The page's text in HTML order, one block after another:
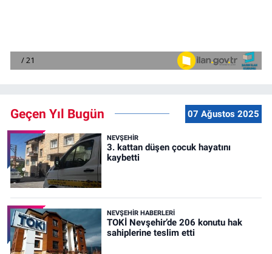
Geçen Yıl Bugün 07 Ağustos 2025
NEVŞEHIR
3. kattan düşen çocuk hayatını
kaybetti
NEVŞEHIR HABERLERI
TOKİ Nevşehir’de 206 konutu hak
sahiplerine teslim etti